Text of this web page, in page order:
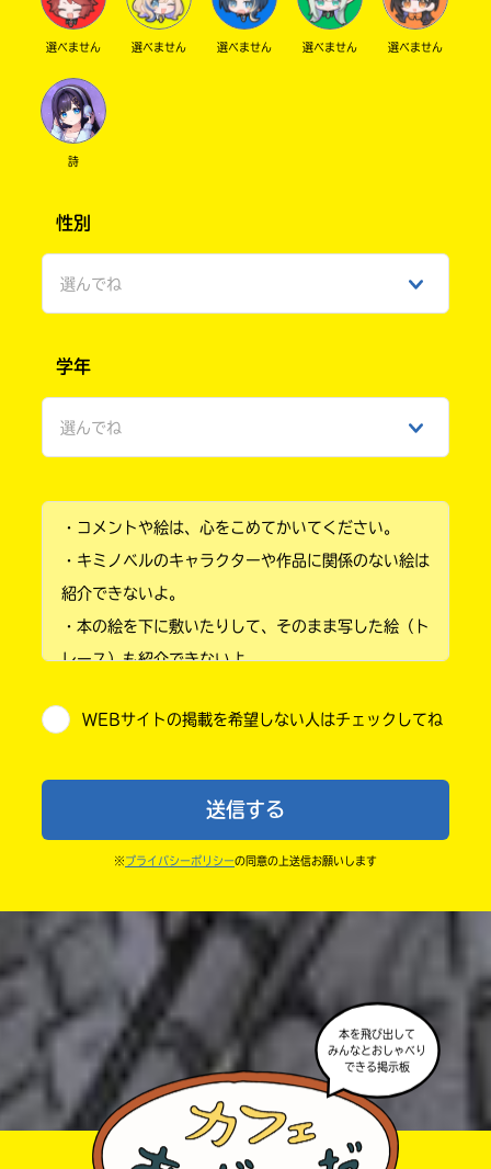
選べません 選べません 選べません 選べません 選べません
詩
性別
選んでね
ひみつ
学年
選んでね
小学2年
小学4年
小学6年
中学1年
高校生以上
・コメントや絵は、心をこめてかいてください。
・キミノベルのキャラクターや作品に関係のない絵は
紹介できないよ。
・本の絵を下に敷いたりして、そのまま写した絵（ト
レース）も紹介できないよ。
・送ってからすぐには紹介されないので、待ってて
ならないよう気をつけてね。
・キャンペーン開催中は、投稿した後の画面にバナー
・ポプラ社の宣伝物で紹介させてもらうことがある
・かき終えたら、人を傷つけていたり、個人情報をか
きこんでいたり、字がまちがっていたりしないか、読
みなおしてみてね。
WEBサイトの掲載を希望しない人はチェックしてね
送信する
※ プライバシーポリシーの同意の上送信お願いします
本を飛び出して
みんなとおしゃべり
できる掲示板